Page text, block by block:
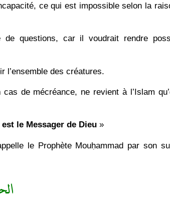
ce qui est impossible selon la
de questions, car il voudrait rendre
l’ensemble des créatures.
de mécréance, ne revient à l’Islam
est le Messager de Dieu»
le Prophète Mouḥammad par son